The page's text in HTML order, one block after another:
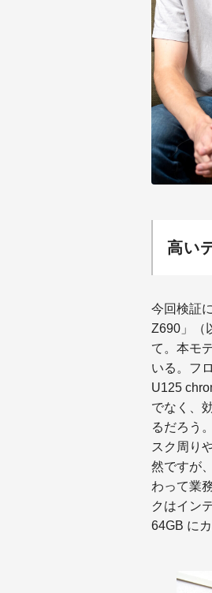
高い
今回検証
Z690」（
て。本モ
いる。フ
U125
でなく、
るだろう
スク周り
然ですが
わって業
クはイン
64GB に